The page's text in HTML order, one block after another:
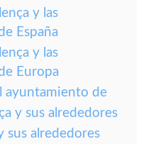
y las
España
y las
Europa
ayuntamiento de
y sus alrededores
sus alrededores